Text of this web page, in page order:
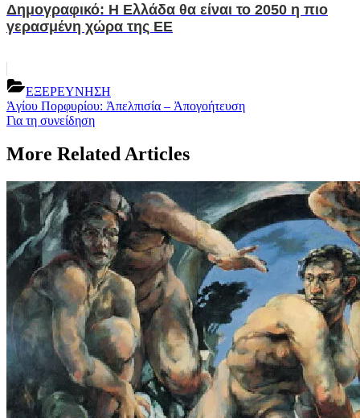
Δημογραφικό: Η Ελλάδα θα είναι το 2050 η πιο
γερασμένη χώρα της ΕΕ
ΕΞΕΡΕΥΝΗΣΗ
Post
navigation
Previous
Post:
Ἁγίου Πορφυρίου: Ἀπελπισία – Ἀπογοήτευση
Next
Για τη συνείδηση
More Related Articles